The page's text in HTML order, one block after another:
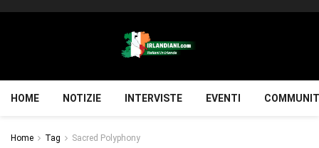
HOME NOTIZIE INTERVISTE EVENTI
Home Tag Sacred Polyphony